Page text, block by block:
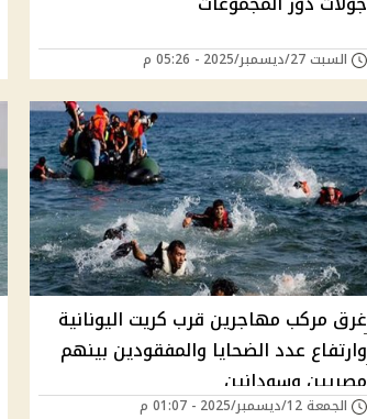
السبت 27/ديسمبر/2025 - 05:26 م
غرق مركب مهاجرين قرب كريت اليونانية
وارتفاع عدد الضحايا والمفقودين بينهم
مصريين وسودانين
الجمعة 12/ديسمبر/2025 - 01:07 م